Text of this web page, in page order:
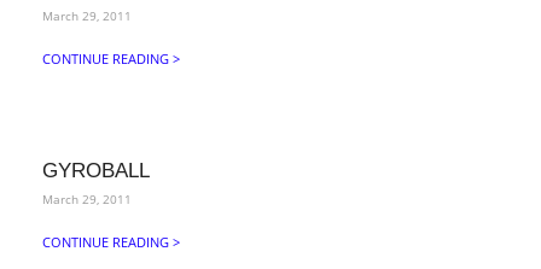
March 29, 2011
CONTINUE READING >
GYROBALL
March 29, 2011
CONTINUE READING >